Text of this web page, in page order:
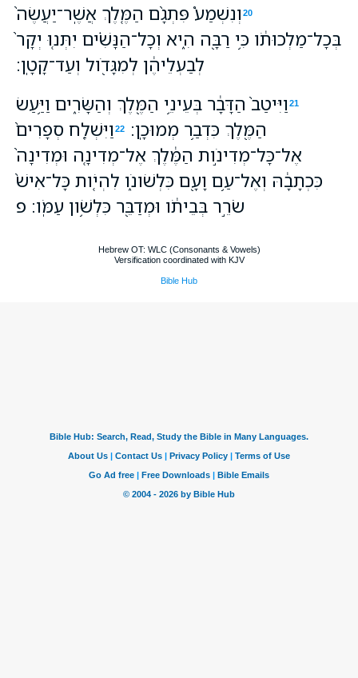
20 וְנִשְׁמַע֩ פִּתְגָ֨ם הַמֶּ֤לֶךְ אֲשֶֽׁר־יַעֲשֶׂה֙
בְּכָל־מַלְכוּתֹ֔ו כִּ֥י רַבָּ֖ה הִ֑יא וְכָל־הַנָּשִׁ֗ים יִתְּנ֤וּ יְקָר֙
לְבַעְלֵיהֶ֔ן לְמִגָּדֹ֖ול וְעַד־קָטָֽן׃
21 וַיִּיטַב֙ הַדָּבָ֔ר בְּעֵינֵ֥י הַמֶּ֖לֶךְ וְהַשָּׂרִ֑ים וַיַּ֥עַשׂ
הַמֶּ֖לֶךְ כִּדְבַ֥ר מְמוּכָֽן׃
22 וַיִּשְׁלַ֤ח סְפָרִים֙
אֶל־כָּל־מְדִינֹ֣ות הַמֶּ֔לֶךְ אֶל־מְדִינָ֤ה וּמְדִינָה֙
כִּכְתָבָ֔הּ וְאֶל־עַ֥ם וָעָ֖ם כִּלְשֹׁונֹ֑ו לִהְיֹ֤ות כָּל־אִישׁ֙
שֹׂרֵ֣ר בְּבֵיתֹ֔ו וּמְדַבֵּ֖ר כִּלְשֹׁ֥ון עַמֹּֽו׃ פ
Hebrew OT: WLC (Consonants & Vowels)
Versification coordinated with KJV
Bible Hub